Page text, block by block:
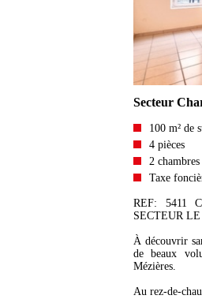
Secteur
100 m² de
4 pièces
2 chambres
Taxe
REF: 5411
SECTEUR
À découvrir
de beaux
Mézières.
Au rez-de-